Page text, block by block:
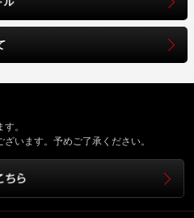
。
います。予めご了承ください。